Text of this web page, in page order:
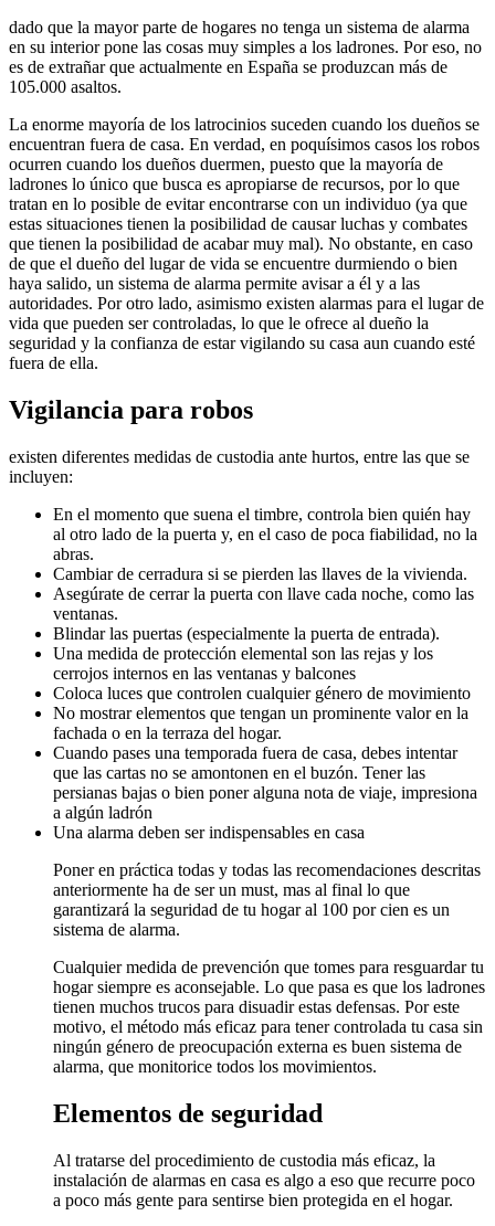
dado que la mayor parte de hogares no tenga un sistema de alarma
en su interior pone las cosas muy simples a los ladrones. Por eso, no
es de extrañar que actualmente en España se produzcan más de
105.000 asaltos.
La enorme mayoría de los latrocinios suceden cuando los dueños se
encuentran fuera de casa. En verdad, en poquísimos casos los robos
ocurren cuando los dueños duermen, puesto que la mayoría de
ladrones lo único que busca es apropiarse de recursos, por lo que
tratan en lo posible de evitar encontrarse con un individuo (ya que
estas situaciones tienen la posibilidad de causar luchas y combates
que tienen la posibilidad de acabar muy mal). No obstante, en caso
de que el dueño del lugar de vida se encuentre durmiendo o bien
haya salido, un sistema de alarma permite avisar a él y a las
autoridades. Por otro lado, asimismo existen alarmas para el lugar de
vida que pueden ser controladas, lo que le ofrece al dueño la
seguridad y la confianza de estar vigilando su casa aun cuando esté
fuera de ella.
Vigilancia para robos
existen diferentes medidas de custodia ante hurtos, entre las que se
incluyen:
En el momento que suena el timbre, controla bien quién hay
al otro lado de la puerta y, en el caso de poca fiabilidad, no la
abras.
Cambiar de cerradura si se pierden las llaves de la vivienda.
Asegúrate de cerrar la puerta con llave cada noche, como las
ventanas.
Blindar las puertas (especialmente la puerta de entrada).
Una medida de protección elemental son las rejas y los
cerrojos internos en las ventanas y balcones
Coloca luces que controlen cualquier género de movimiento
No mostrar elementos que tengan un prominente valor en la
fachada o en la terraza del hogar.
Cuando pases una temporada fuera de casa, debes intentar
que las cartas no se amontonen en el buzón. Tener las
persianas bajas o bien poner alguna nota de viaje, impresiona
a algún ladrón
Una alarma deben ser indispensables en casa
Poner en práctica todas y todas las recomendaciones descritas
anteriormente ha de ser un must, mas al final lo que
garantizará la seguridad de tu hogar al 100 por cien es un
sistema de alarma.
Cualquier medida de prevención que tomes para resguardar tu
hogar siempre es aconsejable. Lo que pasa es que los ladrones
tienen muchos trucos para disuadir estas defensas. Por este
motivo, el método más eficaz para tener controlada tu casa sin
ningún género de preocupación externa es buen sistema de
alarma, que monitorice todos los movimientos.
Elementos de seguridad
Al tratarse del procedimiento de custodia más eficaz, la
instalación de alarmas en casa es algo a eso que recurre poco
a poco más gente para sentirse bien protegida en el hogar.